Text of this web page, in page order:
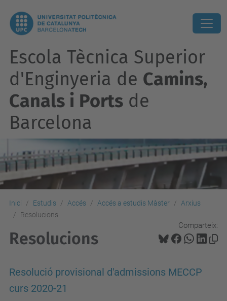
Escola Tècnica Superior
d'Enginyeria de Camins,
Canals i Ports de
Barcelona
Inici Estudis Accés Accés a estudis Màster
Arxius
Resolucions
Comparteix:
Resolucions
Resolució provisional d'admissions MECCP
curs 2020-21